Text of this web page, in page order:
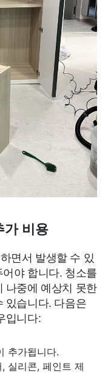
가 비용
면서 발생할 수 있
야 합니다. 청소를
나중에 예상치 못한
있습니다. 다음은
입니다:
추가됩니다.
, 실리콘, 페인트 제